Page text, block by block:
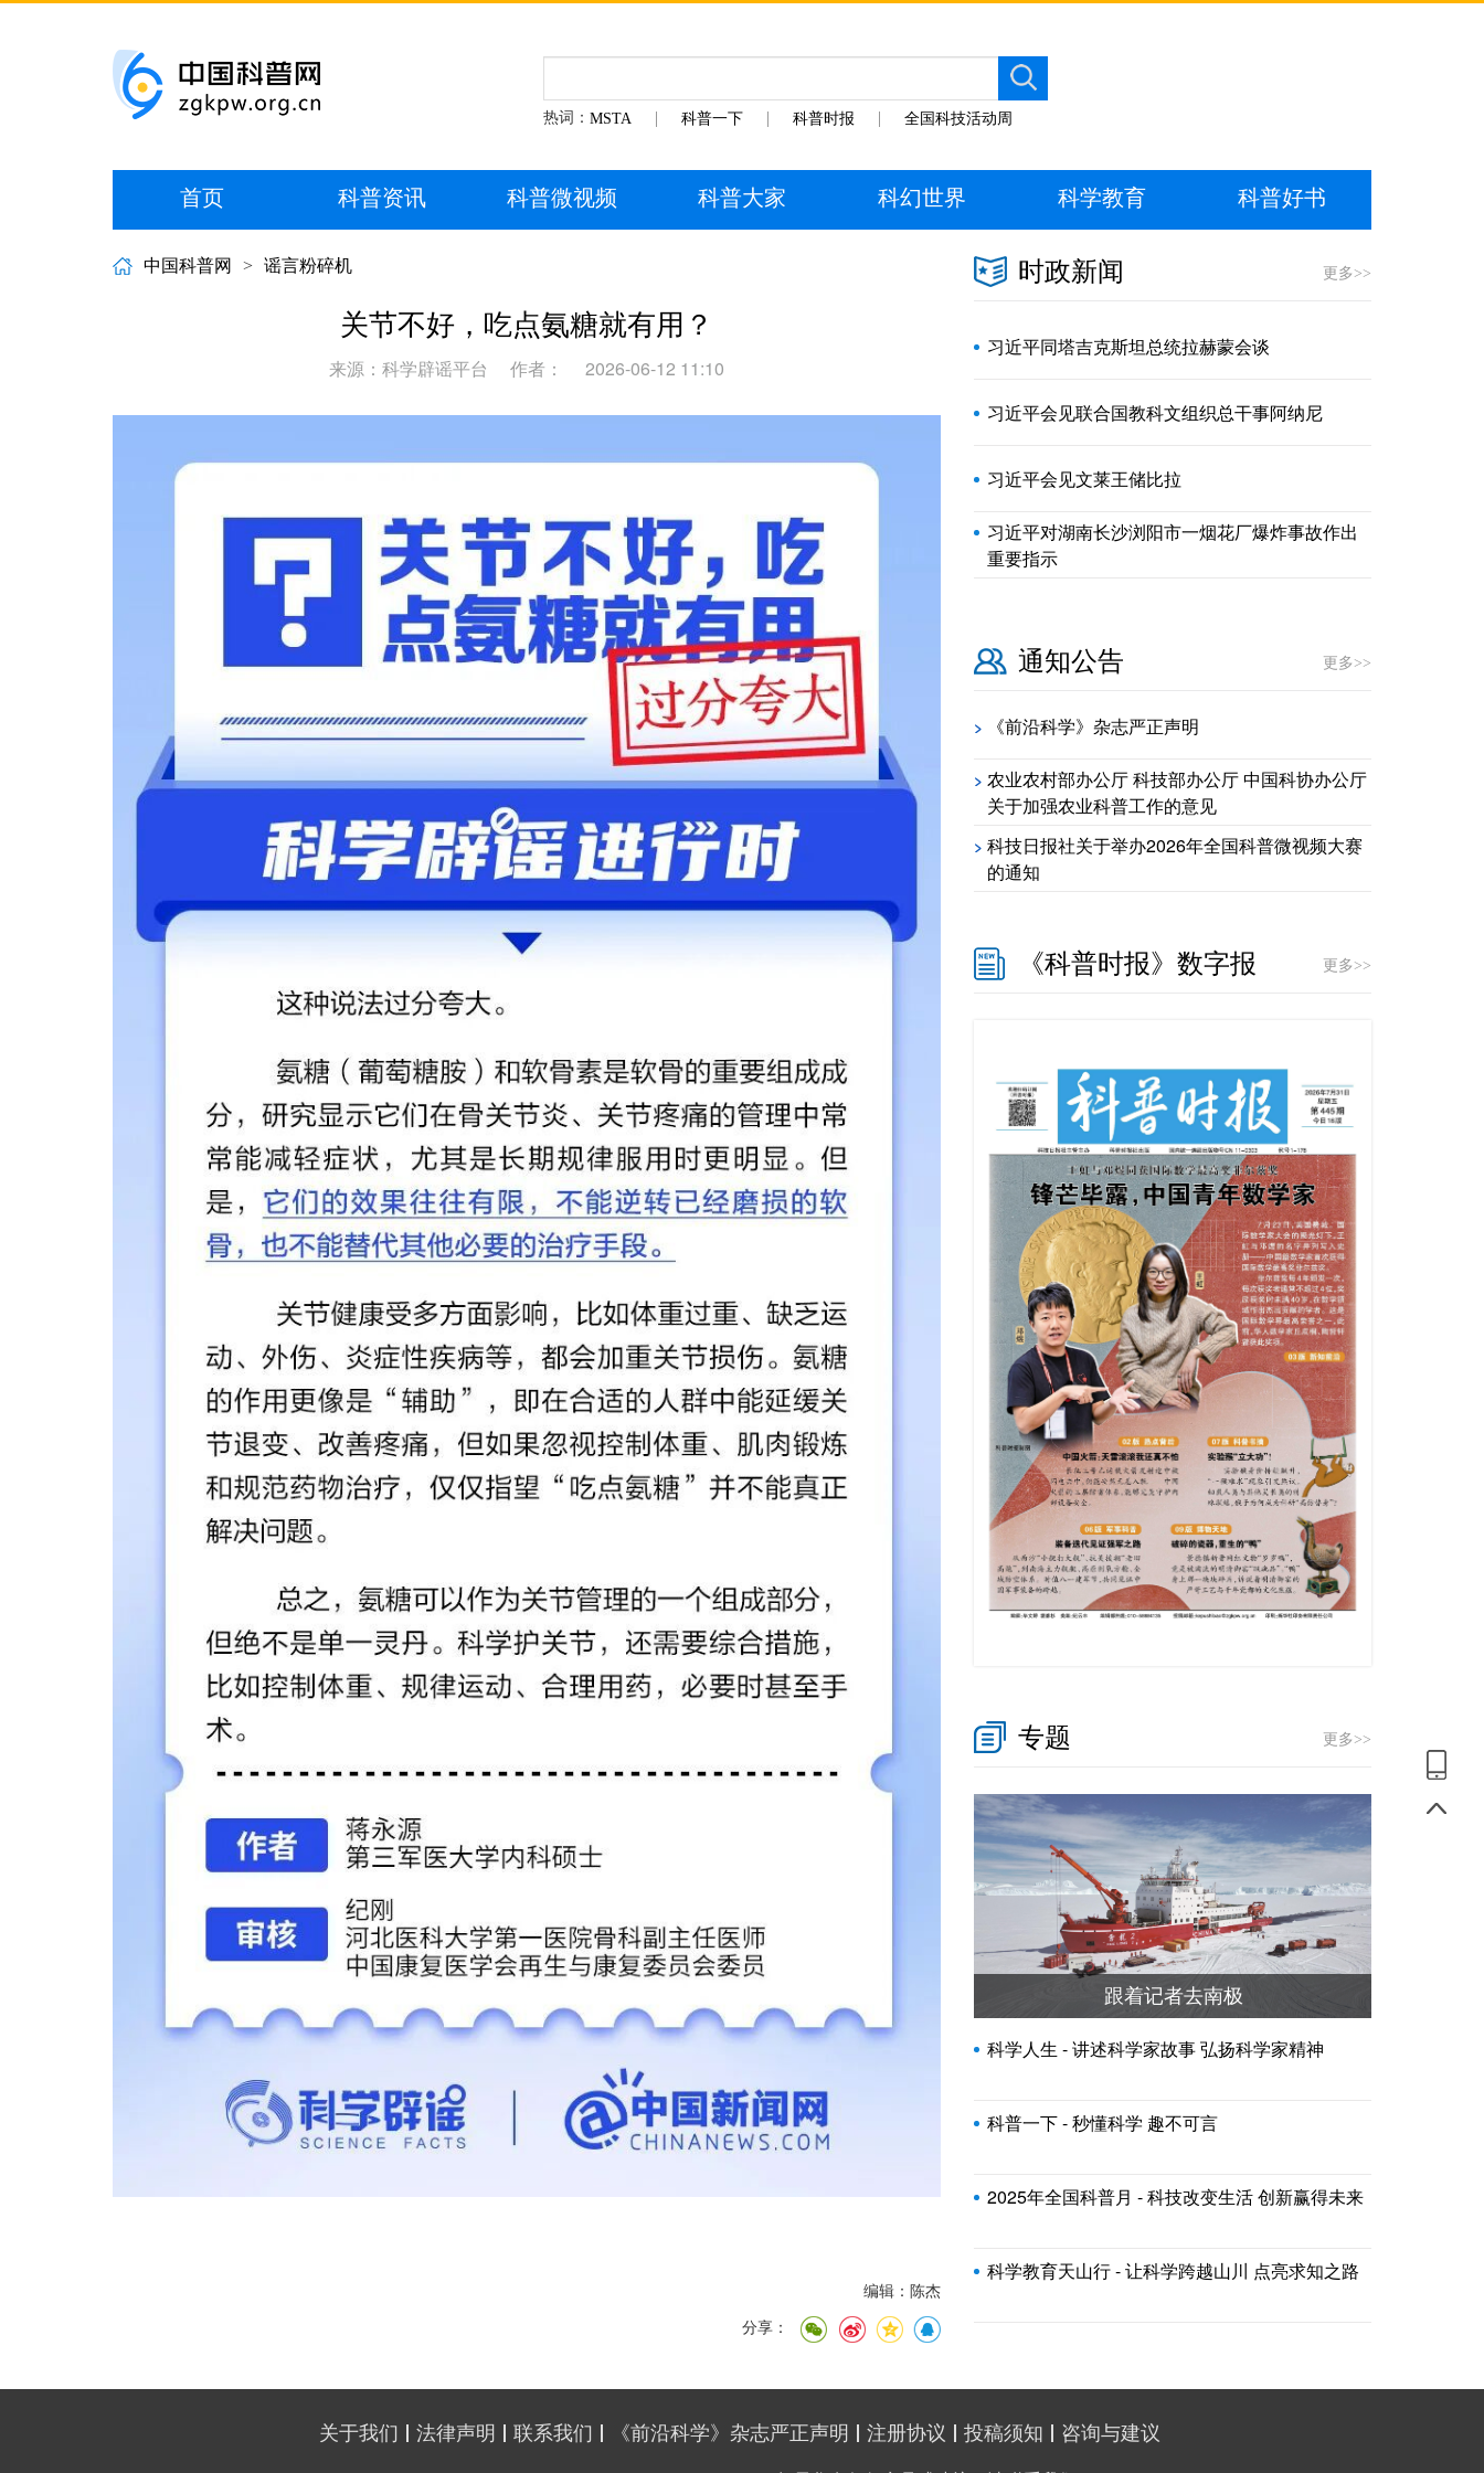
热词： MSTA 科普一下 科普时报 全国科技活动周
首页 科普资讯 科普微视频 科普大家 科幻世界 科学教育 科普好书
中国科普网 > 谣言粉碎机
关节不好，吃点氨糖就有用？
来源：科学辟谣平台 作者： 2026-06-12 11:10
编辑：陈杰
分享：
时政新闻 更多>>
习近平同塔吉克斯坦总统拉赫蒙会谈
习近平会见联合国教科文组织总干事阿纳尼
习近平会见文莱王储比拉
习近平对湖南长沙浏阳市一烟花厂爆炸事故作出
重要指示
通知公告 更多>>
> 《前沿科学》杂志严正声明
> 农业农村部办公厅 科技部办公厅 中国科协办公厅
关于加强农业科普工作的意见
> 科技日报社关于举办2026年全国科普微视频大赛
的通知
《科普时报》数字报 更多>>
专题 更多>>
跟着记者去南极
科学人生 - 讲述科学家故事 弘扬科学家精神
科普一下 - 秒懂科学 趣不可言
2025年全国科普月 - 科技改变生活 创新赢得未来
科学教育天山行 - 让科学跨越山川 点亮求知之路
关于我们 法律声明 联系我们 《前沿科学》杂志严正声明 注册协议 投稿须知 咨询与建议